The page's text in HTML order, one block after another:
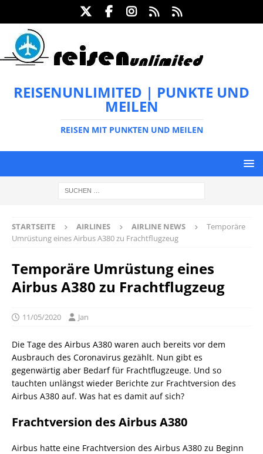
REISENUNLIMITED | PUNKTE UND
MEILEN
REISEN MIT PUNKTEN UND MEILEN
STARTSEITE AIRLINES AIRLINE NEWS
Temporäre
Umrüstung eines Airbus A380 zu Frachtflugzeug
Temporäre Umrüstung eines
Airbus A380 zu Frachtflugzeug
11/05/2020 Jan
Die Tage des Airbus A380 waren auch bereits vor dem
Ausbrauch des Coronavirus gezählt. Nun gibt es
gegenwärtig aber Bedarf für Frachtflugzeuge. Und so
tauchten unlängst wieder Berichte zur Frachtversion des
Airbus A380 auf. Was hat es damit auf sich?
Frachtversion des Airbus A380
Airbus hatte eine Frachtversion des Airbus A380 zu Beginn